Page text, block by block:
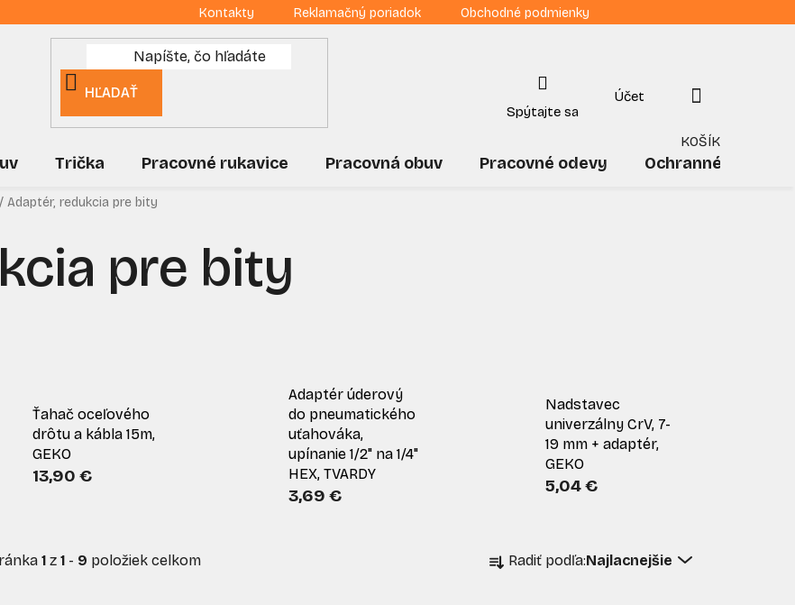
Kontakty Reklamačný poriadok Obchodné podmienky
HĽADAŤ
NÁKUPNÝ
KOŠÍK
Trička Pracovné rukavice Pracovná obuv Pracovné odevy Ochranné
/ Adaptér, redukcia pre bity
pre bity
Ťahač oceľového
drôtu a kábla 15m,
GEKO
13,90 €
Adaptér úderový
do pneumatického
uťahováka,
upínanie 1/2" na 1/4"
HEX, TVARDY
3,69 €
Nadstavec
univerzálny CrV, 7-
19 mm + adaptér,
GEKO
5,04 €
1 z 1 - 9 položiek celkom
a Radiť podľa:Najlacnejšie